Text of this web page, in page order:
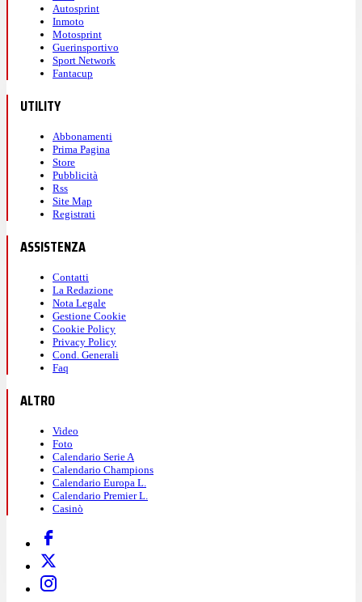
Autosprint
Inmoto
Motosprint
Guerinsportivo
Sport Network
Fantacup
UTILITY
Abbonamenti
Prima Pagina
Store
Pubblicità
Rss
Site Map
Registrati
ASSISTENZA
Contatti
La Redazione
Nota Legale
Gestione Cookie
Cookie Policy
Privacy Policy
Cond. Generali
Faq
ALTRO
Video
Foto
Calendario Serie A
Calendario Champions
Calendario Europa L.
Calendario Premier L.
Casinò